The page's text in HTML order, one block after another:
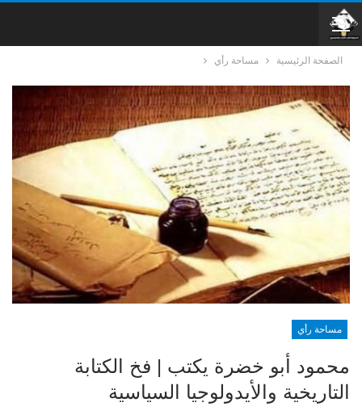
الصفحة الرئيسية مساحة رأي
مساحة رأي
محمود أبو خضرة يكتب | فخ الكتابة
التاريخية والأيدولوجيا السياسية